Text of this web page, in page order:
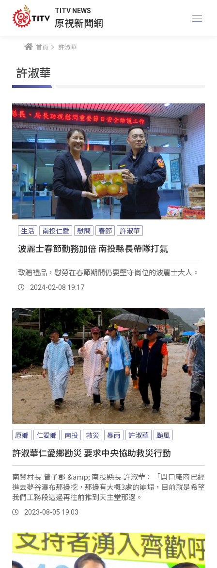
TITV NEWS
原視新聞網
首頁 許淑華
許淑華
生活 南投仁愛 慰問 春節 許淑華
波麗士春節勤務加倍 南投縣長帶隊打氣
致贈禮品，慰勞在春節期間仍要堅守崗位的波麗士大人。
2024-02-08 19:17
原鄉 仁愛鄉 南投 救災 暴雨 許淑華 颱風
許淑華仁愛鄉勘災 要求中央協助救災行動
南豐村長 曾子郡 &amp; 南投縣長 許淑華：「開口廠商已經
進去夢谷瀑布那邊挖，那邊有大概3處的崩塌，目前就是希望
我們工務段這邊再往前推到天主堂那邊。
2023-08-05 19:03